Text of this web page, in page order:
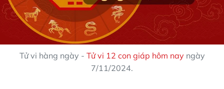
Tử vi hàng ngày - Tử vi 12 con giáp hôm nay ngày
7/11/2024.